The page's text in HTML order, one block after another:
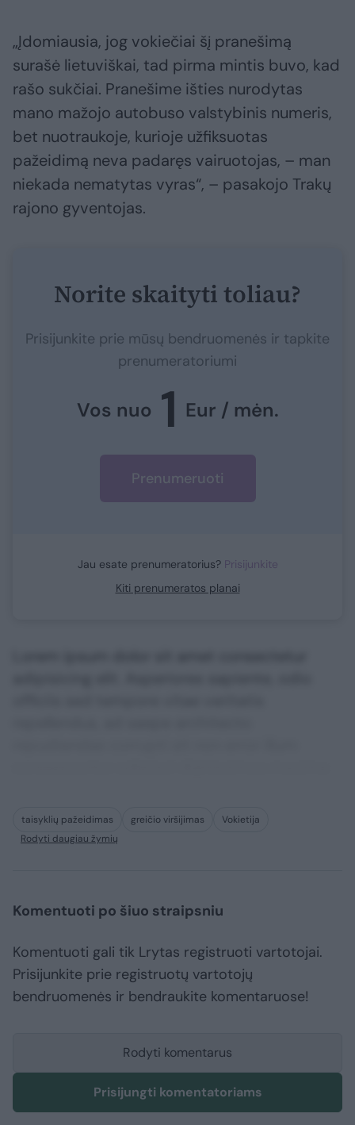
„Įdomiausia, jog vokiečiai šį pranešimą
surašė lietuviškai, tad pirma mintis buvo, kad
rašo sukčiai. Pranešime išties nurodytas
mano mažojo autobuso valstybinis numeris,
bet nuotraukoje, kurioje užfiksuotas
pažeidimą neva padaręs vairuotojas, – man
niekada nematytas vyras“, – pasakojo Trakų
rajono gyventojas.
Norite skaityti toliau?
Prisijunkite prie mūsų bendruomenės ir tapkite
prenumeratoriumi
Vos nuo 1 Eur / mėn.
Prenumeruoti
Jau esate prenumeratorius? Prisijunkite
Kiti prenumeratos planai
taisyklių pažeidimas greičio viršijimas
Vokietija
Rodyti daugiau žymių
Komentuoti po šiuo straipsniu
Komentuoti gali tik Lrytas registruoti vartotojai.
Prisijunkite prie registruotų vartotojų
bendruomenės ir bendraukite komentaruose!
Rodyti komentarus
Prisijungti komentatoriams